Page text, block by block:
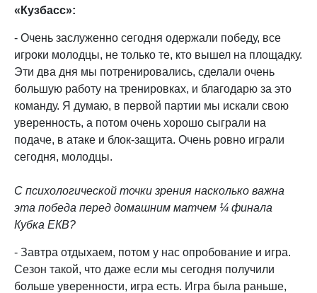
«Кузбасс»:
- Очень заслуженно сегодня одержали победу, все
игроки молодцы, не только те, кто вышел на площадку.
Эти два дня мы потренировались, сделали очень
большую работу на тренировках, и благодарю за это
команду. Я думаю, в первой партии мы искали свою
уверенность, а потом очень хорошо сыграли на
подаче, в атаке и блок-защита. Очень ровно играли
сегодня, молодцы.
С психологической точки зрения насколько важна
эта победа перед домашним матчем ¼ финала
Кубка ЕКВ?
- Завтра отдыхаем, потом у нас опробование и игра.
Сезон такой, что даже если мы сегодня получили
больше уверенности, игра есть. Игра была раньше,